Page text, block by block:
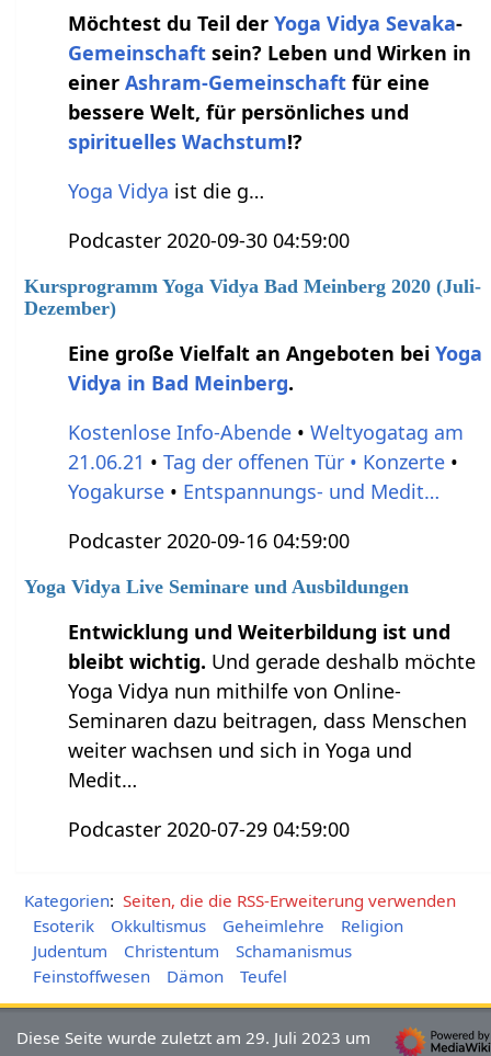
Möchtest du Teil derYoga Vidya Sevaka-
Gemeinschaft sein? Leben und Wirken in
einerAshram-Gemeinschaft für eine
bessere Welt, für persönliches und
spirituelles Wachstum!?
Yoga Vidya ist die g…
Podcaster 2020-09-30 04:59:00
Kursprogramm Yoga Vidya Bad Meinberg 2020 (Juli-
Dezember)
Eine große Vielfalt an Angeboten beiYoga
Vidya in Bad Meinberg.
Kostenlose Info-Abende •Weltyogatag am
21.06.21 •Tag der offenen Tür • Konzerte •
Yogakurse • Entspannungs- und Medit…
Podcaster 2020-09-16 04:59:00
Yoga Vidya Live Seminare und Ausbildungen
Entwicklung und Weiterbildung ist und
bleibt wichtig. Und gerade deshalb möchte
Yoga Vidya nun mithilfe von Online-
Seminaren dazu beitragen, dass Menschen
weiter wachsen und sich in Yoga und
Medit…
Podcaster 2020-07-29 04:59:00
Kategorien: Seiten, die die RSS-Erweiterung verwenden
Esoterik
Okkultismus Geheimlehre
Religion
Judentum
Christentum
Schamanismus
Feinstoffwesen
Dämon Teufel
Diese Seite wurde zuletzt am 29. Juli 2023 um